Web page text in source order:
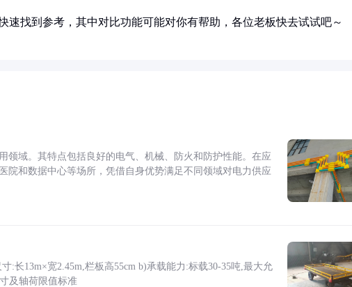
速找到参考，其中对比功能可能对你有帮助，各位老板快去试试吧～
领域。其特点包括良好的电气、机械、防火和防护性能。在应
院和数据中心等场所，凭借自身优势满足不同领域对电力供应
:长13m×宽2.45m,栏板高55cm b)承载能力:标载30-35吨,最大允
及轴荷限值标准